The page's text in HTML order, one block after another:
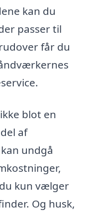
kan du
passer til
får du
blot en
af
undgå
kun vælger
Og husk,